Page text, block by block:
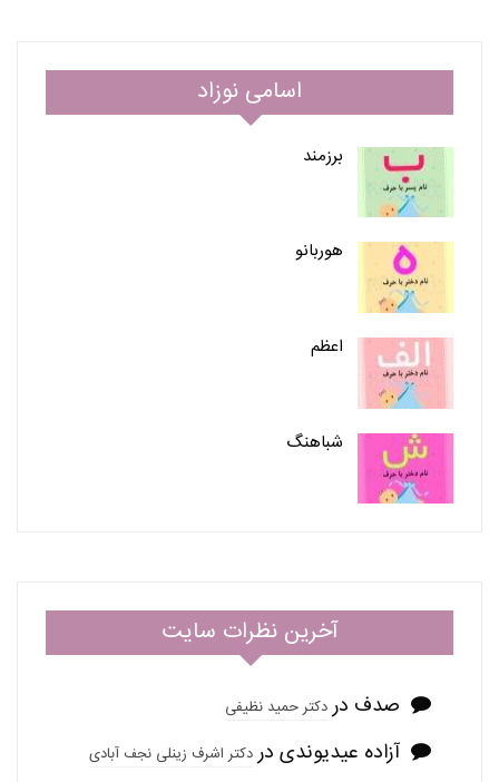
اسامی نوزاد
برزمند
هوربانو
اعظم
شباهنگ
آخرین نظرات سایت
صدف دردکتر حمید نظیفی
آزاده عیدیوندی دردکتر اشرف زینلی نجف آبادی